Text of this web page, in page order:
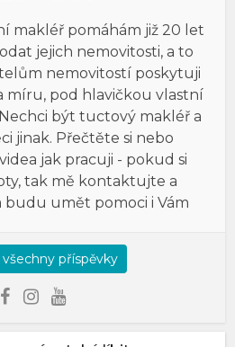
makléř pomáhám již 20 let
jejich nemovitosti, a to
nemovitostí poskytuji
míru, pod hlavičkou vlastní
být tuctový makléř a
jinak. Přečtěte si nebo
jak pracuji - pokud si
tak mě kontaktujte a
budu umět pomoci i Vám
příspěvky